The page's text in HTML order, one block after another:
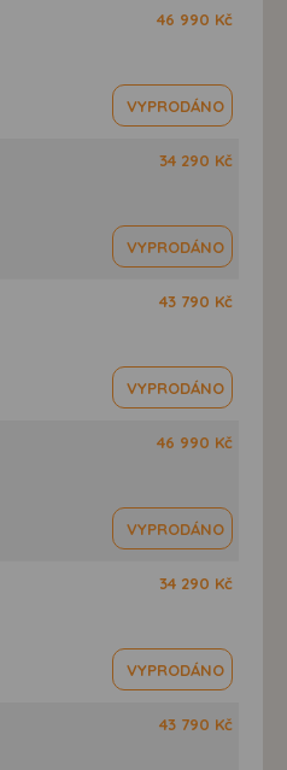
46 990 Kč
VYPRODÁNO
34 290 Kč
VYPRODÁNO
43 790 Kč
VYPRODÁNO
46 990 Kč
VYPRODÁNO
34 290 Kč
VYPRODÁNO
43 790 Kč